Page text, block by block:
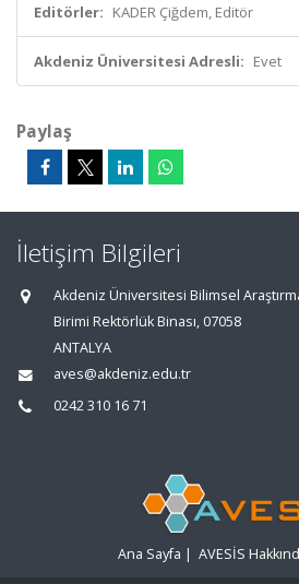
Editörler: KADER Çiğdem, Editör
Akdeniz Üniversitesi Adresli: Evet
Paylaş
İletişim Bilgileri
Akdeniz Üniversitesi Bilimsel
Birimi Rektörlük Binası, 07058
ANTALYA
aves@akdeniz.edu.tr
0242 310 16 71
Ana Sayfa | AVESİS